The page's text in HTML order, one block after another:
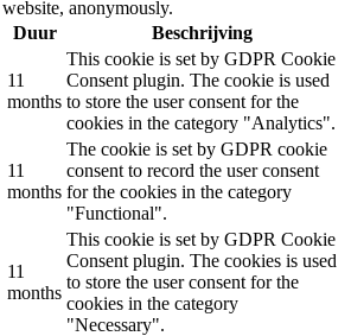
anonymously.
Duur Beschrijving
11
months
This cookie is set by GDPR Cookie
Consent plugin. The cookie is used
to store the user consent for the
cookies in the category "Analytics".
11
months
The cookie is set by GDPR cookie
consent to record the user consent
for the cookies in the category
"Functional".
11
months
This cookie is set by GDPR Cookie
Consent plugin. The cookies is used
to store the user consent for the
cookies in the category
"Necessary".